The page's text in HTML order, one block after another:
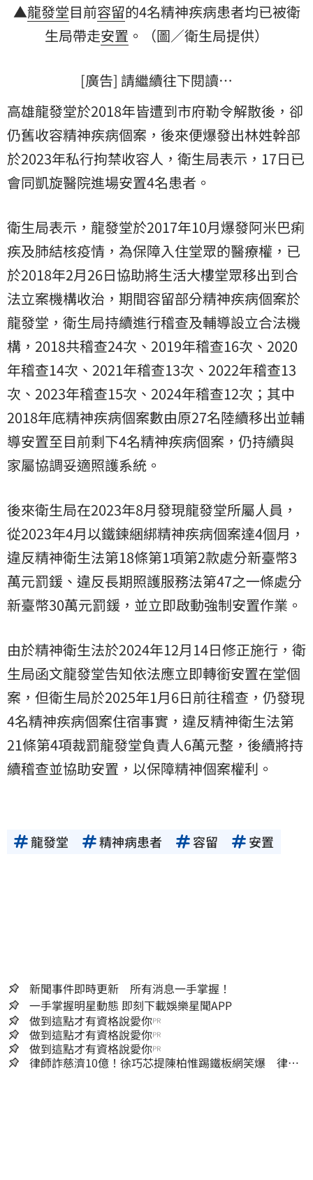
▲龍發堂目前容留的4名精神疾病患者均已被衛
生局帶走安置 。（圖／衛生局提供）
[廣告] 請繼續往下閱讀…
高雄龍發堂於2018年皆遭到市府勒令解散後，卻
仍舊收容精神疾病個案，後來便爆發出林姓幹部
於2023年私行拘禁收容人，衛生局表示，17日已
會同凱旋醫院進場安置4名患者。
衛生局表示，龍發堂於2017年10月爆發阿米巴痢
疾及肺結核疫情，為保障入住堂眾的醫療權，已
於2018年2月26日協助將生活大樓堂眾移出到合
法立案機構收治，期間容留部分精神疾病個案於
龍發堂，衛生局持續進行稽查及輔導設立合法機
構，2018共稽查24次、2019年稽查16次、2020
年稽查14次、2021年稽查13次、2022年稽查13
次、2023年稽查15次、2024年稽查12次；其中
2018年底精神疾病個案數由原27名陸續移出並輔
導安置至目前剩下4名精神疾病個案，仍持續與
家屬協調妥適照護系統。
後來衛生局在2023年8月發現龍發堂所屬人員，
從2023年4月以鐵鍊綑綁精神疾病個案達4個月，
違反精神衛生法第18條第1項第2款處分新臺幣3
萬元罰鍰、違反長期照護服務法第47之一條處分
新臺幣30萬元罰鍰，並立即啟動強制安置作業。
由於精神衛生法於2024年12月14日修正施行，衛
生局函文龍發堂告知依法應立即轉銜安置在堂個
案，但衛生局於2025年1月6日前往稽查，仍發現
4名精神疾病個案住宿事實，違反精神衛生法第
21條第4項裁罰龍發堂負責人6萬元整，後續將持
續稽查並協助安置，以保障精神個案權利。
龍發堂 精神病患者 容留 安置
新聞事件即時更新 所有消息一手掌握！
一手掌握明星動態 即刻下載娛樂星聞APP
做到這點才有資格說愛你PR
做到這點才有資格說愛你PR
做到這點才有資格說愛你PR
律師詐慈濟10億！徐巧芯提陳柏惟踢鐵板網笑爆 律師